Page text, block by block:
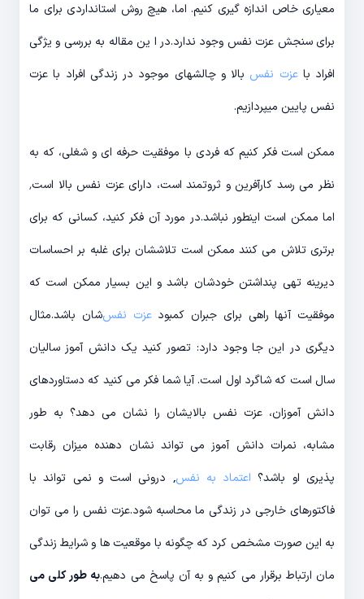
معیاری خاص اندازه گیری کنیم. اما، هیچ روش استانداردی برای ما
برای سنجش عزت نفس وجود ندارد.در ا ین مقاله به بررسی و یژگی
افراد باعزت نفس بالا و چالشهای موجود در زندگی افراد با عزت
نفس پایین میپردازیم.
ممکن است فکر کنیم که فردی با موفقیت حرفه ای و شغلی، که به
نظر می رسد کارآفرین و ثروتمند است، دارای عزت نفس بالا است٬
اما ممکن است اینطور نباشد.در مورد آن فکر کنید، کسانی که برای
برتری تلاش می کنند ممکن است تلاششان برای غلبه بر احساسات
دیرینه تهی پنداشتن خودشان باشد و این بسیار ممکن است که
موفقیت آنها راهی برای جبران کمبودعزت نفس‌شان باشد.مثال
دیگری در این جا وجود دارد: تصور کنید یک دانش آموز سالیان
سال است که شاگرد اول است. آیا شما فکر می کنید که دستاوردهای
دانش آموزان، عزت نفس بالایشان را نشان می دهد؟ به طور
مشابه، نمرات دانش آموز می تواند نشان دهنده میزان رقابت
پذیری او باشد؟ اعتماد به نفس٬ درونی است و نمی تواند با
فاکتورهای خارجی در زندگی ما محاسبه شود.عزت نفس را می توان
به این صورت مشخص کرد که چگونه با موقعیت ها و شرایط زندگی
مان ارتباط برقرار می کنیم و به آن پاسخ می دهیم.به طور کلی می